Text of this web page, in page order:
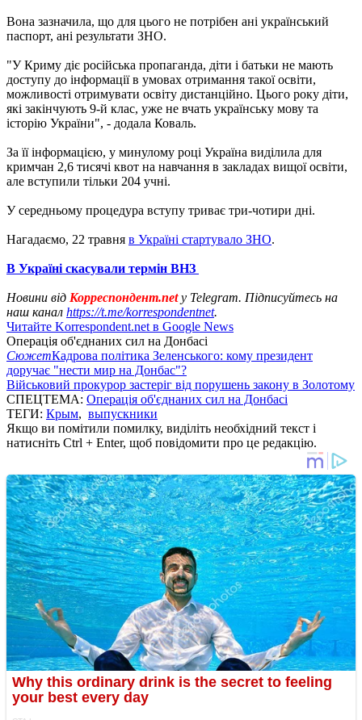
Вона зазначила, що для цього не потрібен ані український
паспорт, ані результати ЗНО.
"У Криму діє російська пропаганда, діти і батьки не мають
доступу до інформації в умовах отримання такої освіти,
можливості отримувати освіту дистанційно. Цього року діти,
які закінчують 9-й клас, уже не вчать українську мову та
історію України", - додала Коваль.
За її інформацією, у минулому році Україна виділила для
кримчан 2,6 тисячі квот на навчання в закладах вищої освіти,
але вступили тільки 204 учні.
У середньому процедура вступу триває три-чотири дні.
Нагадаємо, 22 травня в Україні стартувало ЗНО.
В Україні скасували термін ВНЗ
Новини від Корреспондент.netу Telegram. Підписуйтесь на
наш канал https://t.me/korrespondentnet.
Читайте Korrespondent.net в Google News
Операція об'єднаних сил на Донбасі
СюжетКадрова політика Зеленського: кому президент
доручає "нести мир на Донбас"?
Військовий прокурор застеріг від порушень закону в Золотому
СПЕЦТЕМА: Операція об'єднаних сил на Донбасі
ТЕГИ: Крым, выпускники
Якщо ви помітили помилку, виділіть необхідний текст і
натисніть Ctrl + Enter, щоб повідомити про це редакцію.